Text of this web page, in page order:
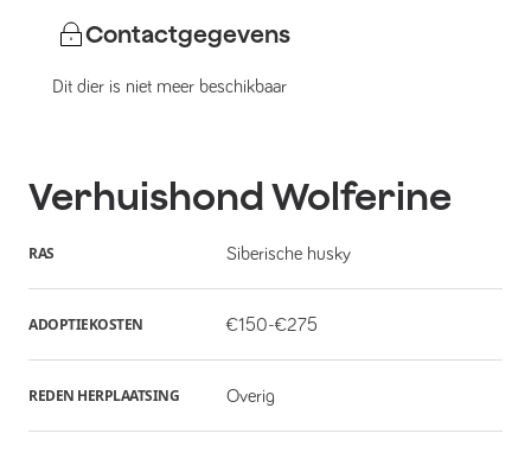
Contactgegevens
Dit dier is niet meer beschikbaar
VerhuishondWolferine
RAS Siberische husky
ADOPTIEKOSTEN €150-€275
REDEN HERPLAATSING Overig